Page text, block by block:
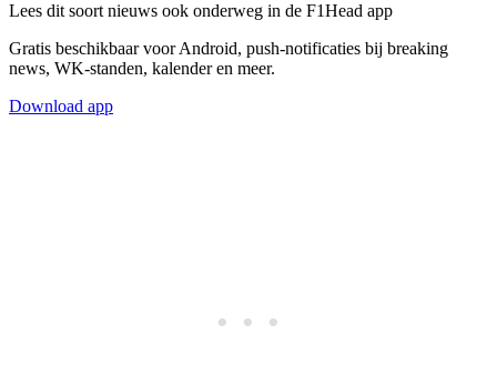
Lees dit soort nieuws ook onderweg in de F1Head app
Gratis beschikbaar voor Android, push-notificaties bij breaking
news, WK-standen, kalender en meer.
Download app